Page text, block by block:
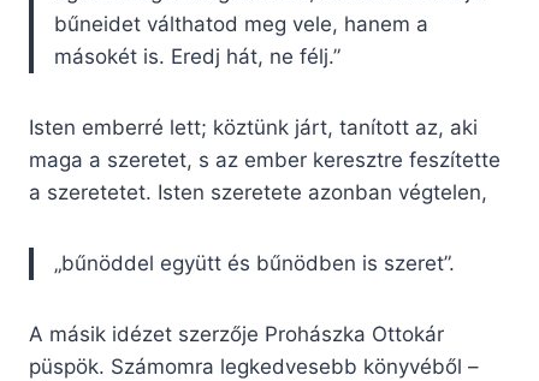
bűneidet válthatod meg vele, hanem a
másokét is. Eredj hát, ne félj.”
Isten emberré lett; köztünk járt, tanított az, aki
maga a szeretet, s az ember keresztre feszítette
a szeretetet. Isten szeretete azonban végtelen,
„bűnöddel együtt és bűnödben is szeret”.
A másik idézet szerzője Prohászka Ottokár
püspök. Számomra legkedvesebb könyvéből –